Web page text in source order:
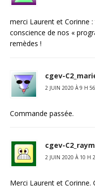
merci Laurent et Corinne
conscience de nos «
remèdes !
cgev-
2 JUIN 2020 À 9 H
Commande passée.
cgev-
2 JUIN 2020 À 10 H
Merci Laurent et Corinne.